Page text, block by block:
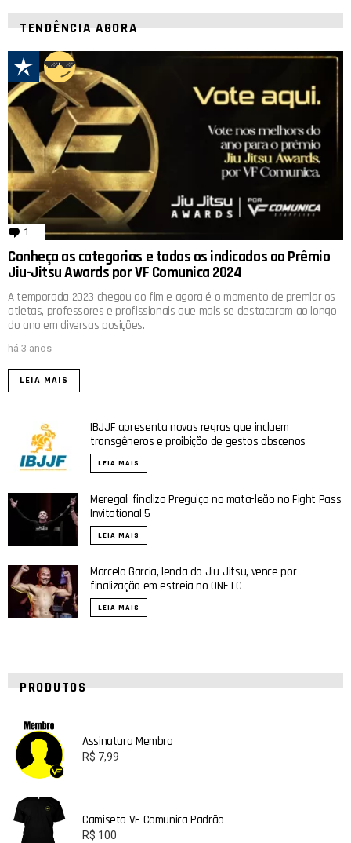
o
k
p
p
TENDÊNCIA AGORA
1 comentário
Conheça as categorias e todos os indicados ao Prêmio
Jiu-Jitsu Awards por VF Comunica 2024
A temporada 2023 chegou ao fim e agora é o momento de premiar os
atletas, professores e profissionais que mais se destacaram ao longo
do ano em diversas posições.
há 3 anos
LEIA MAIS
IBJJF apresenta novas regras que incluem
transgêneros e proibição de gestos obscenos
LEIA MAIS
Meregali finaliza Preguiça no mata-leão no Fight Pass
Invitational 5
LEIA MAIS
Marcelo Garcia, lenda do Jiu-Jitsu, vence por
finalização em estreia no ONE FC
LEIA MAIS
PRODUTOS
Assinatura Membro
R$ 7,99
Camiseta VF Comunica Padrão
R$ 100